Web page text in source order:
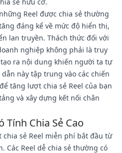
Reel được chia sẻ thường
đáng kể về mức độ hiển thị,
lan truyền. Thách thức đối với
nghiệp không phải là truy
ra nội dung khiến người ta tự
này tập trung vào các chiến
tăng lượt chia sẻ Reel của bạn
và xây dựng kết nối chân
Tính Chia Sẻ Cao
sẻ Reel miễn phí bắt đầu từ
Các Reel dễ chia sẻ thường có